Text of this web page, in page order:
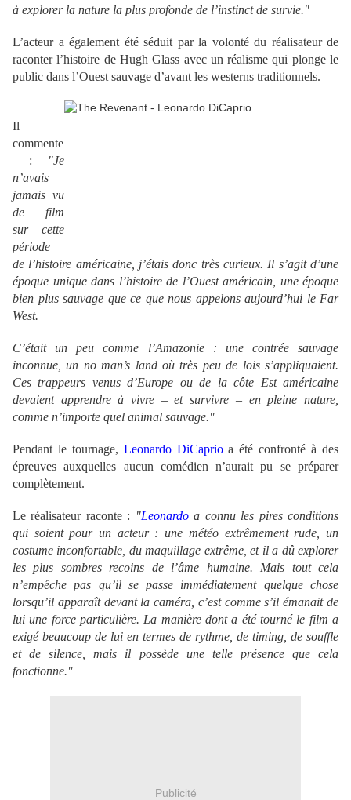
à explorer la nature la plus profonde de l’instinct de survie."
L’acteur a également été séduit par la volonté du réalisateur de
raconter l’histoire de Hugh Glass avec un réalisme qui plonge le
public dans l’Ouest sauvage d’avant les westerns traditionnels.
Il
commente
:
"Je
n’avais
jamais vu
de film
sur cette
période
de l’histoire américaine, j’étais donc très curieux. Il s’agit d’une
époque unique dans l’histoire de l’Ouest américain, une époque
bien plus sauvage que ce que nous appelons aujourd’hui le Far
West.
C’était un peu comme l’Amazonie : une contrée sauvage
inconnue, un no man’s land où très peu de lois s’appliquaient.
Ces trappeurs venus d’Europe ou de la côte Est américaine
devaient apprendre à vivre – et survivre – en pleine nature,
comme n’importe quel animal sauvage."
Pendant le tournage, Leonardo DiCaprioa été confronté à des
épreuves auxquelles aucun comédien n’aurait pu se préparer
complètement.
Le réalisateur raconte : "Leonardoa connu les pires conditions
qui soient pour un acteur : une météo extrêmement rude, un
costume inconfortable, du maquillage extrême, et il a dû explorer
les plus sombres recoins de l’âme humaine. Mais tout cela
n’empêche pas qu’il se passe immédiatement quelque chose
lorsqu’il apparaît devant la caméra, c’est comme s’il émanait de
lui une force particulière. La manière dont a été tourné le film a
exigé beaucoup de lui en termes de rythme, de timing, de souffle
et de silence, mais il possède une telle présence que cela
fonctionne."
Publicité